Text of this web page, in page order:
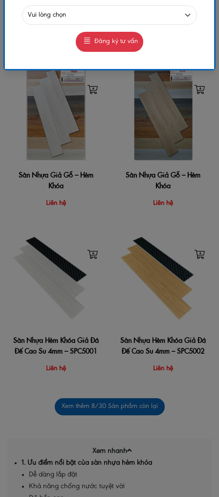
Sàn Nhựa Giả Gỗ – Hèm
Khóa
Sàn Nhựa Giả Gỗ – Hèm
Sàn Nhựa Giả Gỗ – Hèm
Khóa
Liên hệ
Sàn Nhựa Giả Gỗ – Hèm
Khóa
Liên hệ
Sàn Nhựa Hèm Khóa Giả Đá
Đế Cao Su 4mm – SPC5001
Liên hệ
Sàn Nhựa Hèm Khóa Giả Đá
Đế Cao Su 4mm – SPC5002
Liên hệ
Xem thêm 8/30 Sản phẩm còn lại
Xem nhanh
1. Ưu điểm nổi bật của sàn nhựa hèm khóa
Dễ dàng lắp đặt
Khả năng chống nước tuyệt vời
Đăng ký tư vấn